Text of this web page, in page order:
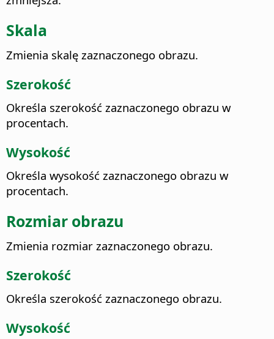
Skala
Zmienia skalę zaznaczonego obrazu.
Szerokość
Określa szerokość zaznaczonego obrazu w
procentach.
Wysokość
Określa wysokość zaznaczonego obrazu w
procentach.
Rozmiar obrazu
Zmienia rozmiar zaznaczonego obrazu.
Szerokość
Określa szerokość zaznaczonego obrazu.
Wysokość